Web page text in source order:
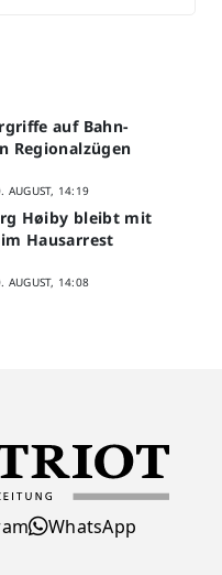
auf Bahn-
Regionalzügen
AUGUST, 14:19
Høiby bleibt mit
Hausarrest
AUGUST, 14:08
WhatsApp